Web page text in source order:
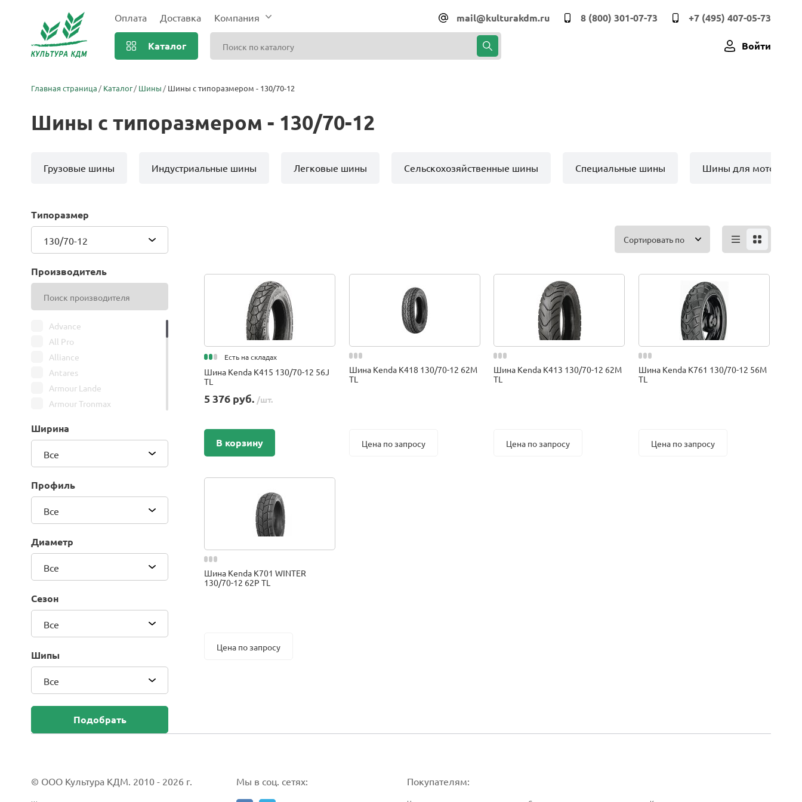
Оплата Доставка Компания +7 (495) 407-05-73
8 (800) 301-07-73
mail@kulturakdm.ru
Каталог Войти
Главная страница Каталог Шины Шины с типоразмером - 130/70-12
Шины с типоразмером - 130/70-12
Грузовые шины Индустриальные шины Легковые шины Сельскохозяйственные шины Специальные шины Шины для мото
Типоразмер
130/70-12
Производитель
Advance
All Pro
Alliance
Antares
Armour Lande
Armour Tronmax
ATIRE
Bars
Belshina
BFGoodrich
BK Trailer
BKT
Camso (Solideal)
CEAT
Composit
Continental
Cordiant
CrossWind
Ширина
Все
Профиль
Все
Диаметр
Все
Сезон
Все
Шипы
Все
Подобрать
Сортировать по
Есть на складах
Шина Kenda K415 130/70-12 56J
TL
5 376 руб. /шт.
В корзину
Шина Kenda K418 130/70-12 62M
TL
Цена по запросу
Шина Kenda K413 130/70-12 62M
TL
Цена по запросу
Шина Kenda K761 130/70-12 56M
TL
Цена по запросу
Шина Kenda K701 WINTER
130/70-12 62P TL
Цена по запросу
© ООО Культура КДМ. 2010 - 2026 г. Мы в соц. сетях: Покупателям: